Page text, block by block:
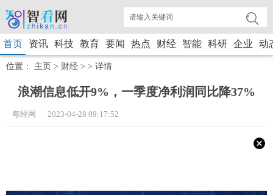
首页 资讯 科技 教育 要闻 热点 财经 智能 科研 企业 动
位置： 主页 > 财经 > > 详情
浪潮信息低开9%，一季度净利润同比降37%
每经网 2023-04-28 09:17:52